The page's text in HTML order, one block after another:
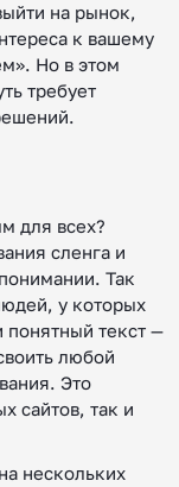
на рынок,
к вашему
Но в этом
требует
для всех?
сленга и
Так
у которых
понятный текст —
любой
Это
сайтов, так и
нескольких